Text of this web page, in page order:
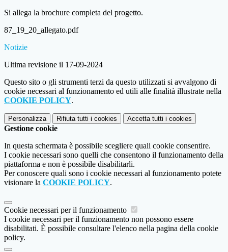
Si allega la brochure completa del progetto.
87_19_20_allegato.pdf
Notizie
Ultima revisione il 17-09-2024
Questo sito o gli strumenti terzi da questo utilizzati si avvalgono di
cookie necessari al funzionamento ed utili alle finalità illustrate nella
COOKIE POLICY.
Personalizza Rifiuta tutti i cookies Accetta tutti i cookies
Gestione cookie
In questa schermata è possibile scegliere quali cookie consentire.
I cookie necessari sono quelli che consentono il funzionamento della
piattaforma e non è possibile disabilitarli.
Per conoscere quali sono i cookie necessari al funzionamento potete
visionare la COOKIE POLICY.
Cookie necessari per il funzionamento
I cookie necessari per il funzionamento non possono essere
disabilitati. È possibile consultare l'elenco nella pagina della cookie
policy.